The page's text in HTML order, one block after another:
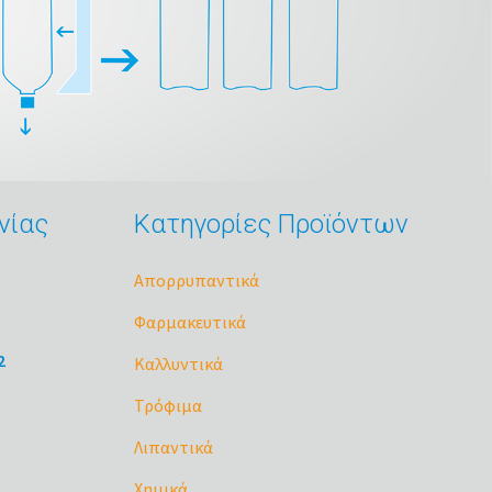
Κατηγορίες Προϊόντων
Απορρυπαντικά
Φαρμακευτικά
Καλλυντικά
Τρόφιμα
Λιπαντικά